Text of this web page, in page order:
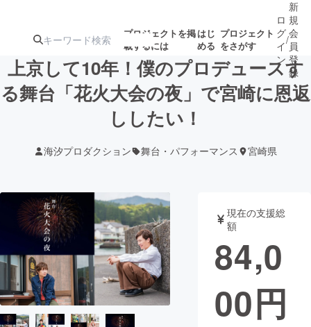
プロジェクトを掲
載するには
はじ
める
プロジェクト
をさがす
注目の新着プロ募集終了が近いプ
テクノロジー・ガジェット
映像・映画 書籍・雑誌
ビジネス・起業 チャレンジ
ロ
グ
イ
ン
/
新
規
会
員
登
録
上京して10年！僕のプロデュースす
る舞台「花火大会の夜」で宮崎に恩返
ししたい！
海汐プロダクション 舞台・パフォーマンス 宮崎県
現在の支援総
額
84,0
00円